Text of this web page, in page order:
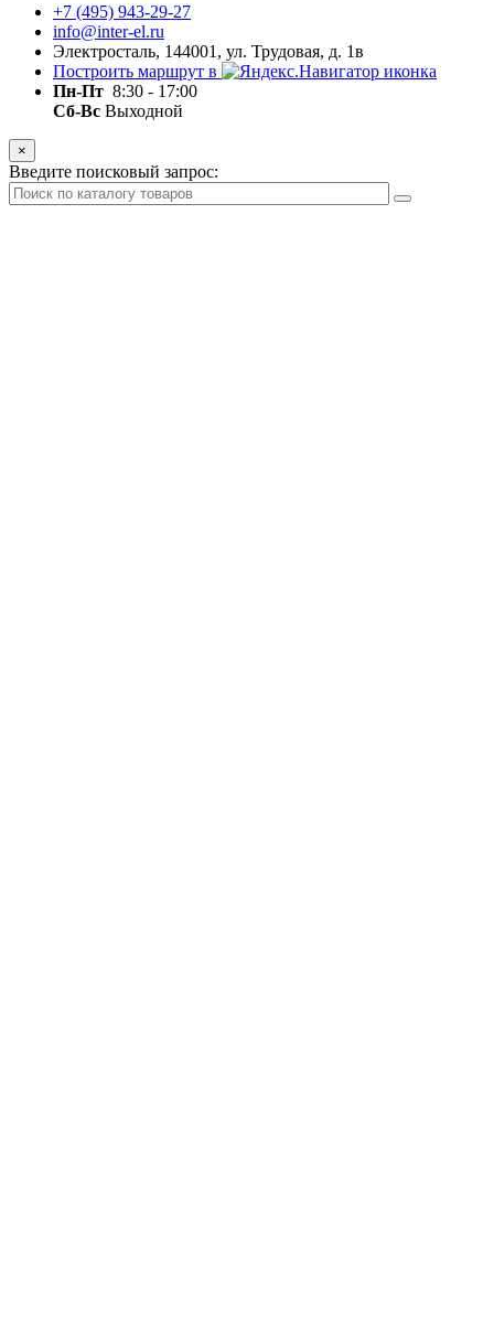
+7 (495) 943-29-27
info@inter-el.ru
Электросталь, 144001, ул. Трудовая, д. 1в
Построить маршрут в
Пн-Пт 8:30 - 17:00
Сб-Вс Выходной
×
Введите поисковый запрос: